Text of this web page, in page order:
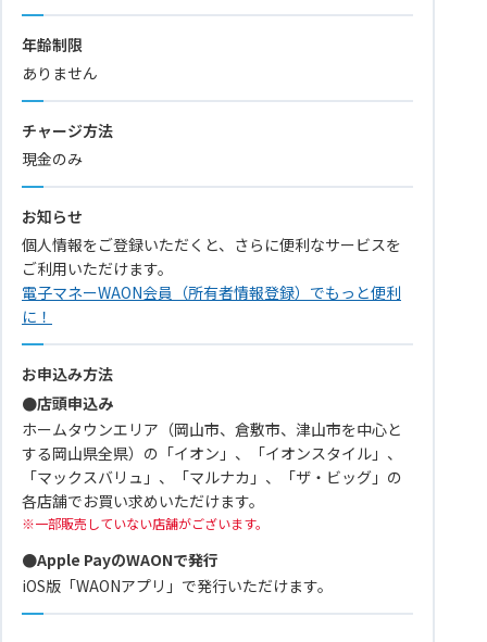
年齢制限
ありません
チャージ方法
現金のみ
お知らせ
個人情報をご登録いただくと、さらに便利なサービスを
ご利用いただけます。
電子マネーWAON会員（所有者情報登録）でもっと便利
に！
お申込み方法
●店頭申込み
ホームタウンエリア（岡山市、倉敷市、津山市を中心と
する岡山県全県）の「イオン」、「イオンスタイル」、
「マックスバリュ」、「マルナカ」、「ザ・ビッグ」の
各店舗でお買い求めいただけます。
一部販売していない店舗がございます。
●Apple PayのWAONで発行
iOS版「WAONアプリ」で発行いただけます。